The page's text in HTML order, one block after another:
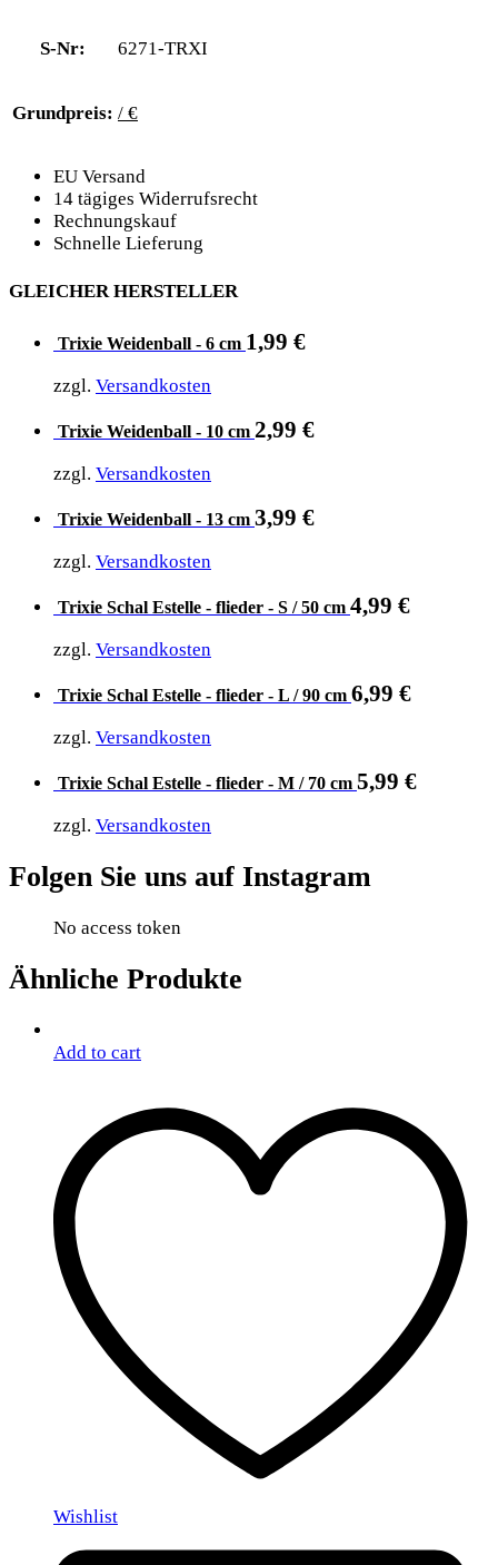
S-Nr: 6271-TRXI
Grundpreis: / €
EU Versand
14 tägiges Widerrufsrecht
Rechnungskauf
Schnelle Lieferung
GLEICHER HERSTELLER
Trixie Weidenball - 6 cm 1,99 €
zzgl. Versandkosten
Trixie Weidenball - 10 cm 2,99 €
zzgl. Versandkosten
Trixie Weidenball - 13 cm 3,99 €
zzgl. Versandkosten
Trixie Schal Estelle - flieder - S / 50 cm 4,99 €
zzgl. Versandkosten
Trixie Schal Estelle - flieder - L / 90 cm 6,99 €
zzgl. Versandkosten
Trixie Schal Estelle - flieder - M / 70 cm 5,99 €
zzgl. Versandkosten
Folgen Sie uns auf Instagram
No access token
Ähnliche Produkte
Add to cart
Wishlist